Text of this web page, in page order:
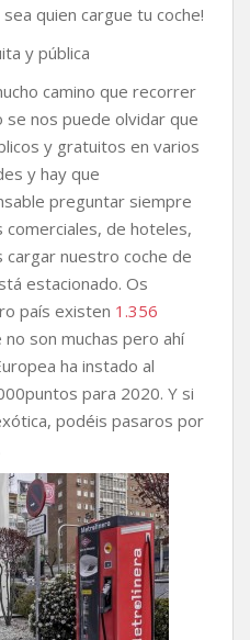
quien cargue tu coche!
y pública
camino que recorrer
nos puede olvidar que
y gratuitos en varios
y hay que
preguntar siempre
de hoteles,
nuestro coche de
estacionado. Os
país existen 1.356
no son muchas pero ahí
ha instado al
para 2020. Y si
podéis pasaros por